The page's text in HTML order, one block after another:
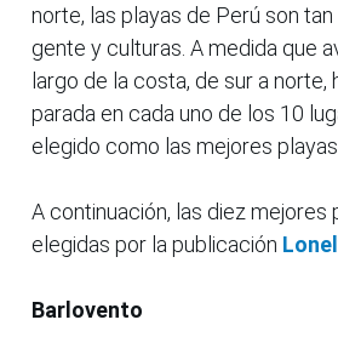
norte, las playas de Perú son
gente y culturas. A medida que
largo de la costa, de sur a norte,
parada en cada uno de los 10
elegido como las mejores playas
A continuación, las diez mejores
elegidas por la publicación
Barlovento